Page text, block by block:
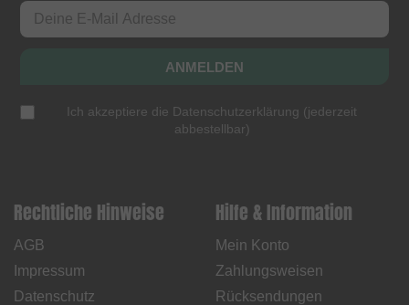
ANMELDEN
Ich akzeptiere die Datenschutzerklärung (jederzeit
abbestellbar)
Rechtliche Hinweise
AGB
Impressum
Datenschutz
Hilfe & Information
Mein Konto
Zahlungsweisen
Rücksendungen